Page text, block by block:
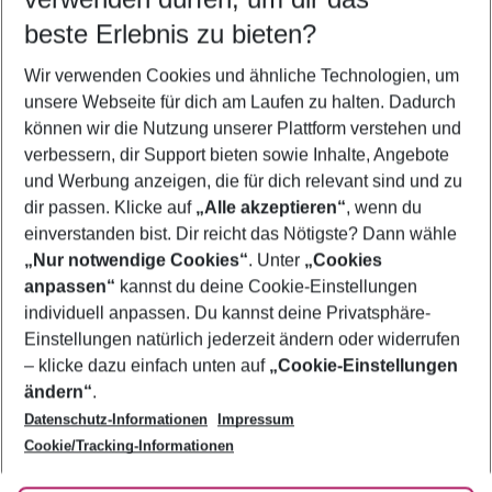
5-8 Nächte
2 Erwachsene Keine Kinder
Mehr Filter anzeigen
Footer
Footer navigation
Über uns
AGB
Bestpreisgarantie
Cookie-Einstellungen ändern
Cookie-Richtlinie
Agenturbetreuung
Barrierefreies Reisen
Folge uns
beste Erlebnis zu bieten?
Wir verwenden Cookies und ähnliche Technologien, um
unsere Webseite für dich am Laufen zu halten. Dadurch
können wir die Nutzung unserer Plattform verstehen und
verbessern, dir Support bieten sowie Inhalte, Angebote
und Werbung anzeigen, die für dich relevant sind und zu
dir passen. Klicke auf „Alle akzeptieren“, wenn du
einverstanden bist. Dir reicht das Nötigste? Dann wähle
„Nur notwendige Cookies“. Unter „Cookies
anpassen“ kannst du deine Cookie-Einstellungen
individuell anpassen. Du kannst deine Privatsphäre-
Einstellungen natürlich jederzeit ändern oder widerrufen
– klicke dazu einfach unten auf „Cookie-Einstellungen
ändern“.
Datenschutz-Informationen
Impressum
Cookie/Tracking-Informationen